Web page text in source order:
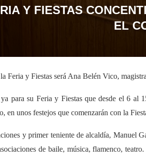
Y FIESTAS
EL
Feria y Fiestas será Ana Belén Vico,
para su Feria y Fiestas que desde el 6 al
en unos festejos que comenzarán con la
y primer teniente de alcaldía, Manuel
de baile, música, flamenco,